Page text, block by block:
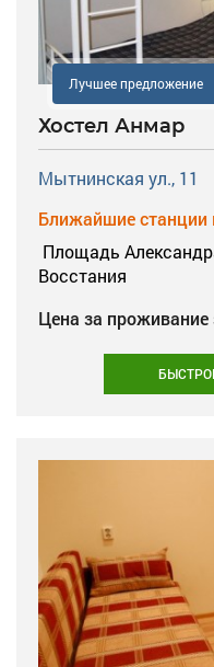
Лучшее предложение
Хостел Анмар
Мытнинская ул., 11
Ближайшие станции
Площадь
Восстания
Цена за проживание